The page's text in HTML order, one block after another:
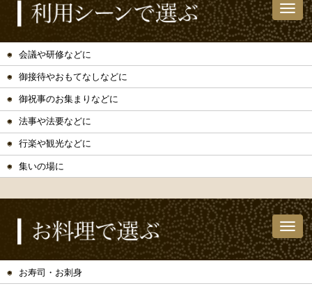
会議や研修などに
御接待やおもてなしなどに
御祝事のお集まりなどに
法事や法要などに
行楽や観光などに
集いの場に
お寿司・お刺身